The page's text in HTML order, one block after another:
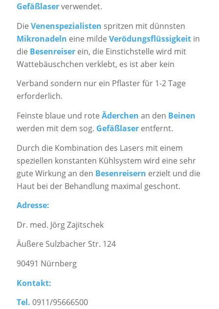
Gefäßlaserverwendet.
Die Venenspezialisten spritzen mit dünnsten
Mikronadeln eine milde Verödungsflüssigkeitin
die Besenreiserein, die Einstichstelle wird mit
Wattebäuschchen verklebt, es ist aber kein
Verband sondern nur ein Pflaster für 1-2 Tage
erforderlich.
Feinste blaue und rote Äderchen an den Beinen
werden mit dem sog. Gefäßlaserentfernt.
Durch die Kombination des Lasers mit einem
speziellen konstanten Kühlsystem wird eine sehr
gute Wirkung an den Besenreisern erzielt und die
Haut bei der Behandlung maximal geschont.
Adresse:
Dr. med. Jörg Zajitschek
Äußere Sulzbacher Str. 124
90491 Nürnberg
Kontakt:
Tel. 0911/95666500